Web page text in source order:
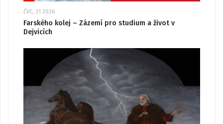
ČVC, 31 2026
Farského kolej – Zázemí pro studium a život v
Dejvicích